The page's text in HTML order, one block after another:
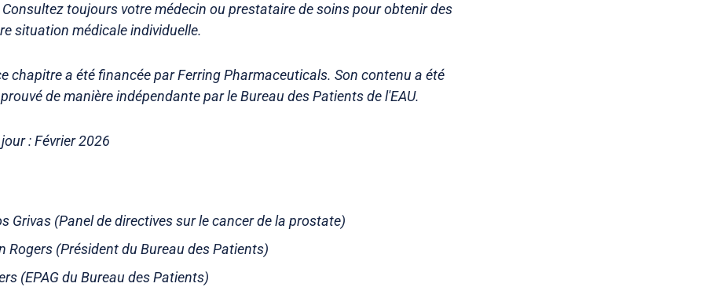
toujours votre médecin ou prestataire de soins pour obtenir des
situation médicale individuelle.
chapitre a été financée par Ferring Pharmaceuticals. Son contenu a été
de manière indépendante par le Bureau des Patients de l'EAU.
: Février 2026
Grivas (Panel de directives sur le cancer de la prostate)
Rogers (Président du Bureau des Patients)
(EPAG du Bureau des Patients)